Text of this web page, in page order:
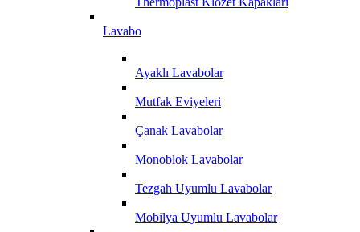
Lavabo
Ayaklı Lavabolar
Mutfak Eviyeleri
Çanak Lavabolar
Monoblok Lavabolar
Tezgah Uyumlu Lavabolar
Mobilya Uyumlu Lavabolar